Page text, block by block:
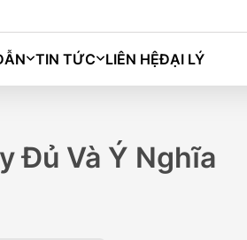
TIN TỨC LIÊN HỆĐẠI LÝ
Macaron Grango
Đủ Và Ý Nghĩa